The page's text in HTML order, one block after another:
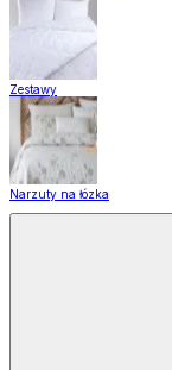
Zestawy
Narzuty na łózka